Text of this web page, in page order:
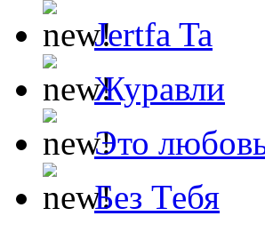
Jertfa Ta
Журавли
Это
Без Тебя